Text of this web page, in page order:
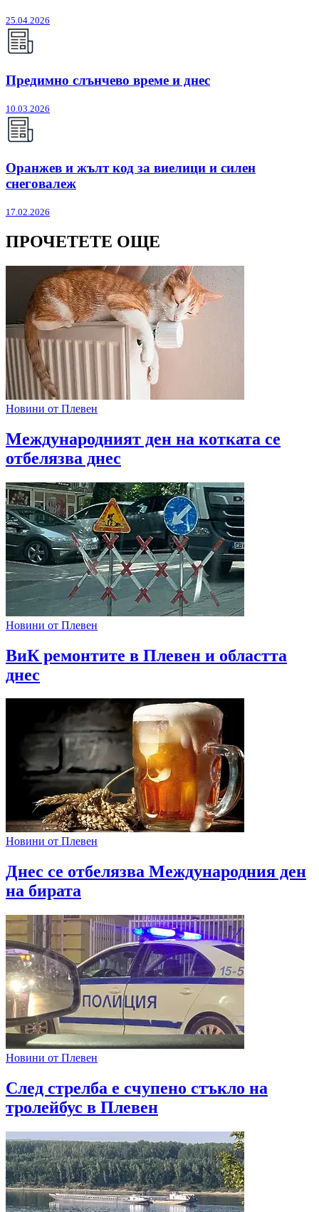
25.04.2026
Предимно слънчево време и днес
10.03.2026
Оранжев и жълт код за виелици и силен
снеговалеж
17.02.2026
ПРОЧЕТЕТЕ ОЩЕ
Новини от Плевен
Международният ден на котката се
отбелязва днес
Новини от Плевен
ВиК ремонтите в Плевен и областта
днес
Новини от Плевен
Днес се отбелязва Международния ден
на бирата
Новини от Плевен
След стрелба е счупено стъкло на
тролейбус в Плевен